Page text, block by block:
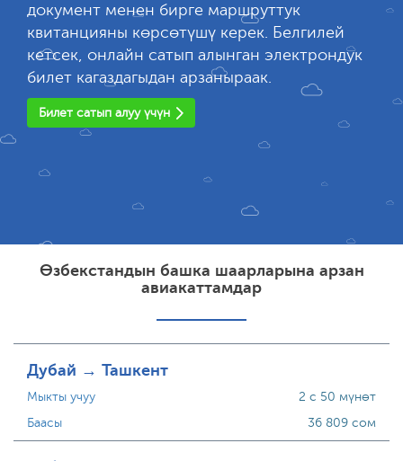
документ менен бирге маршруттук
квитанцияны көрсөтүшү керек. Белгилей
кетсек, онлайн сатып алынган электрондук
билет кагаздагыдан арзаныраак.
Билет сатып алуу үчүн
Өзбекстандын башка шаарларына арзан
авиакаттамдар
Дубай → Ташкент
Мыкты учуу
Баасы
2 с 50 мүнөт
36 809 сом